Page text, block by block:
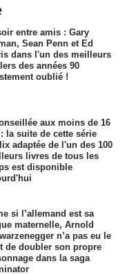
entre amis : Gary
Sean Penn et Ed
dans l'un des meilleurs
des années 90
oublié !
aux moins de 16
la suite de cette série
adaptée de l'un des 100
livres de tous les
est disponible
si l’allemand est sa
maternelle, Arnold
n’a pas eu le
de doubler son propre
dans la saga